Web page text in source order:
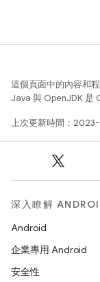
這個頁面中的內容和
Java 與 OpenJDK 是
上次更新時間：
深入瞭解
Android
企業專用 Android
安全性